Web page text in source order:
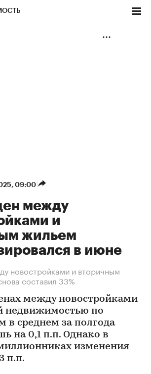
09:00
между
и
жильем
в июне
новостройками и вторичным
составил 33%
между новостройками
недвижимостью по
в среднем за полгода
на 0,1 п.п. Однако в
изменения
п.п.